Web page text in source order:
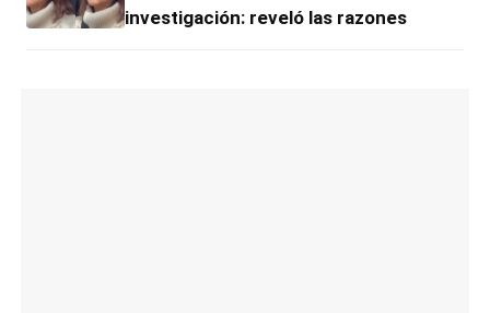
investigación: reveló las razones